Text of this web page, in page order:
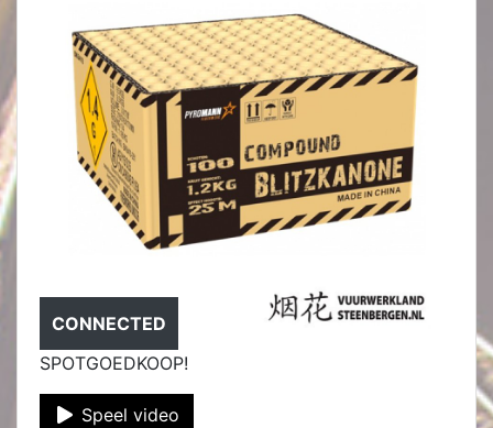
CONNECTED
SPOTGOEDKOOP!
Speel video